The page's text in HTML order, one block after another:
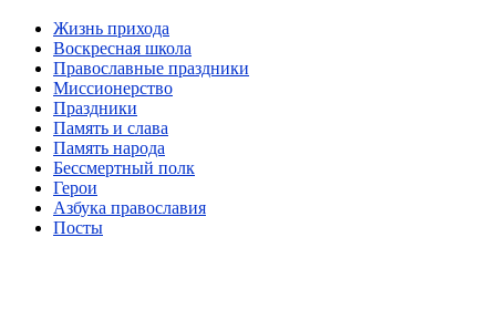
Жизнь прихода
Воскресная школа
Православные праздники
Миссионерство
Праздники
Память и слава
Память народа
Бессмертный полк
Герои
Азбука православия
Посты